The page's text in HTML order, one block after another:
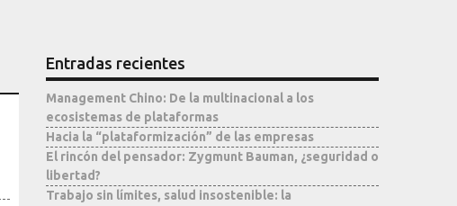
Entradas recientes
Management Chino: De la multinacional a los
ecosistemas de plataformas
Hacia la “plataformización” de las empresas
El rincón del pensador: Zygmunt Bauman, ¿seguridad o
libertad?
Trabajo sin límites, salud insostenible: la